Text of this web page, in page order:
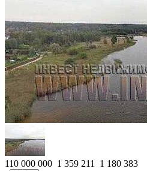
110 000 000 1 359 211 1 180 383